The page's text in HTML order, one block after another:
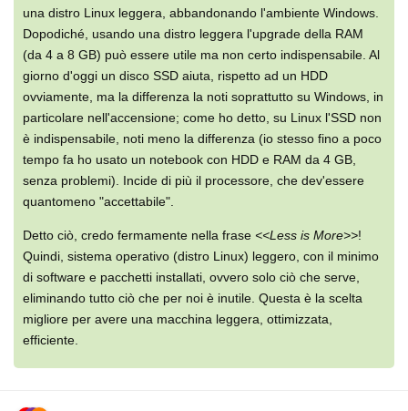
una distro Linux leggera, abbandonando l'ambiente Windows.
Dopodiché, usando una distro leggera l'upgrade della RAM
(da 4 a 8 GB) può essere utile ma non certo indispensabile. Al
giorno d'oggi un disco SSD aiuta, rispetto ad un HDD
ovviamente, ma la differenza la noti soprattutto su Windows, in
particolare nell'accensione; come ho detto, su Linux l'SSD non
è indispensabile, noti meno la differenza (io stesso fino a poco
tempo fa ho usato un notebook con HDD e RAM da 4 GB,
senza problemi). Incide di più il processore, che dev'essere
quantomeno "accettabile".
Detto ciò, credo fermamente nella frase <<Less is More>>!
Quindi, sistema operativo (distro Linux) leggero, con il minimo
di software e pacchetti installati, ovvero solo ciò che serve,
eliminando tutto ciò che per noi è inutile. Questa è la scelta
migliore per avere una macchina leggera, ottimizzata,
efficiente.